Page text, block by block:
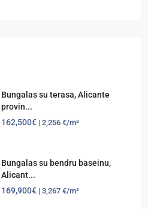
Bungalas su terasa, Alicante
provin...
162,500€ | 2,256 €/m²
Bungalas su bendru baseinu,
Alicant...
169,900€ | 3,267 €/m²